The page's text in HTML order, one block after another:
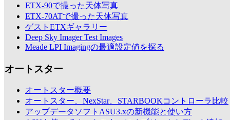
ETX-90で撮った天体写真
ETX-70ATで撮った天体写真
ゲストETXギャラリー
Deep Sky Imager Test Images
Meade LPI Imagingの最適設定値を探る
オートスター
オートスター概要
オートスター、NexStar、STARBOOKコントローラ比較
アップデータソフトASU3.xの新機能と使い方